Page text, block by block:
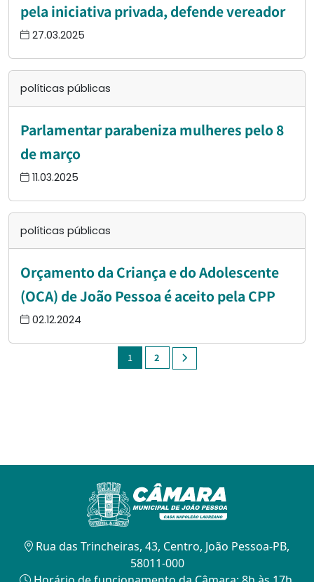
pela iniciativa privada, defende vereador
27.03.2025
políticas públicas
Parlamentar parabeniza mulheres pelo 8
de março
11.03.2025
políticas públicas
Orçamento da Criança e do Adolescente
(OCA) de João Pessoa é aceito pela CPP
02.12.2024
1 2
Rua das Trincheiras, 43, Centro, João Pessoa-PB,
58011-000